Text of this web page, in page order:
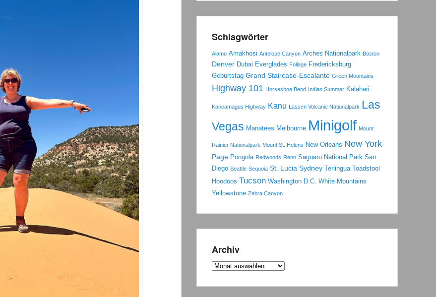
Schlagwörter
Alamo Amakhosi Antelope Canyon Arches Nationalpark Boston
Denver Dubai Everglades Foliage Fredericksburg
Geburtstag Grand Staircase-Escalante Green Mountains
Highway 101 Horseshoe Bend Indian Summer Kalahari
Kancamagus Highway Kanu Lassen Volcanic Nationalpark Las
Vegas Manatees Melbourne Minigolf Mount
Rainier Nationalpark Mount St. Helens New Orleans New York
Page Pongola Redwoods Reno Saguaro National Park San
Diego Seattle Sequoia St. Lucia Sydney Terlingua Toadstool
Hoodoos Tucson Washington D.C. White Mountains
Yellowstone Zebra Canyon
Archiv
Archiv